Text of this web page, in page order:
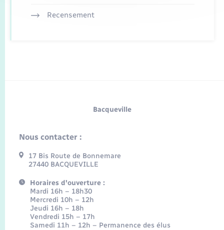
Recensement
Bacqueville
Nous contacter :
17 Bis Route de Bonnemare
27440 BACQUEVILLE
Horaires d'ouverture :
Mardi 16h – 18h30
Mercredi 10h – 12h
Jeudi 16h – 18h
Vendredi 15h – 17h
Samedi 11h – 12h – Permanence des élus